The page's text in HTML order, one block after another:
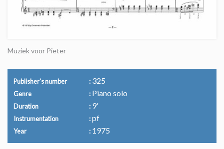
Muziek voor Pieter
Publisher's number 325
Genre Piano solo
Duration 9'
Instrumentation pf
Year 1975